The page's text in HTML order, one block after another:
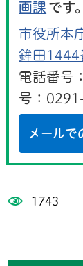
画課 です。
市役所本
鉾田1444
電話番号
号：
メールで
1743